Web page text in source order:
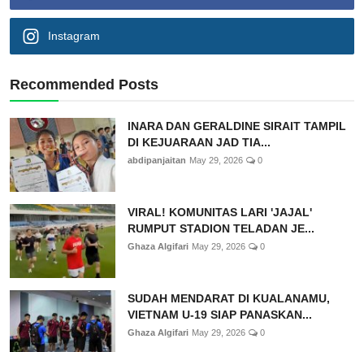
Instagram
Recommended Posts
INARA DAN GERALDINE SIRAIT TAMPIL
DI KEJUARAAN JAD TIA...
abdipanjaitan May 29, 2026 0
VIRAL! KOMUNITAS LARI 'JAJAL'
RUMPUT STADION TELADAN JE...
Ghaza Algifari May 29, 2026 0
SUDAH MENDARAT DI KUALANAMU,
VIETNAM U-19 SIAP PANASKAN...
Ghaza Algifari May 29, 2026 0